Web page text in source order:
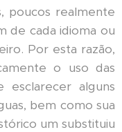
poucos realmente
de cada idioma ou
Por esta razão,
o uso das
alguns
bem como sua
um substituiu